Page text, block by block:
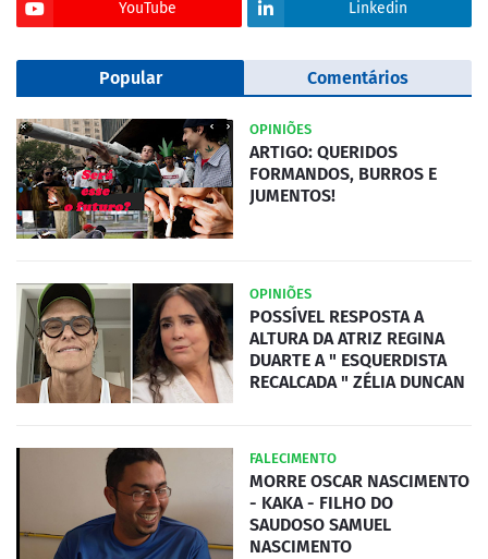
YouTube Linkedin
Popular Comentários
OPINIÕES
ARTIGO: QUERIDOS
FORMANDOS, BURROS E
JUMENTOS!
OPINIÕES
POSSÍVEL RESPOSTA A
ALTURA DA ATRIZ REGINA
DUARTE A " ESQUERDISTA
RECALCADA " ZÉLIA DUNCAN
FALECIMENTO
MORRE OSCAR NASCIMENTO
- KAKA - FILHO DO
SAUDOSO SAMUEL
NASCIMENTO